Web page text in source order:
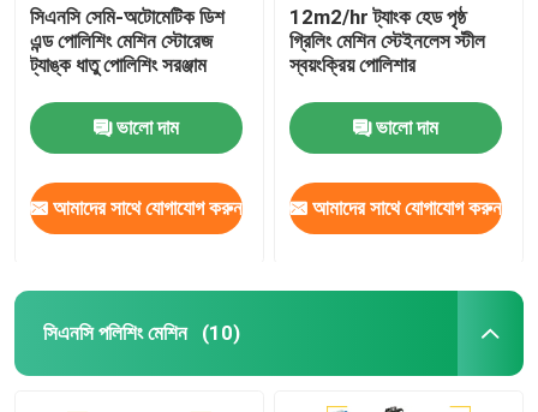
সিএনসি সেমি-অটোমেটিক ডিশ
এন্ড পোলিশিং মেশিন স্টোরেজ
ট্যাঙ্ক ধাতু পোলিশিং সরঞ্জাম
ভালো দাম
আমাদের সাথে যোগাযোগ করুন
12m2/hr ট্যাংক হেড পৃষ্ঠ
গ্রিলিং মেশিন স্টেইনলেস স্টীল
স্বয়ংক্রিয় পোলিশার
ভালো দাম
আমাদের সাথে যোগাযোগ করুন
সিএনসি পলিশিং মেশিন (10)